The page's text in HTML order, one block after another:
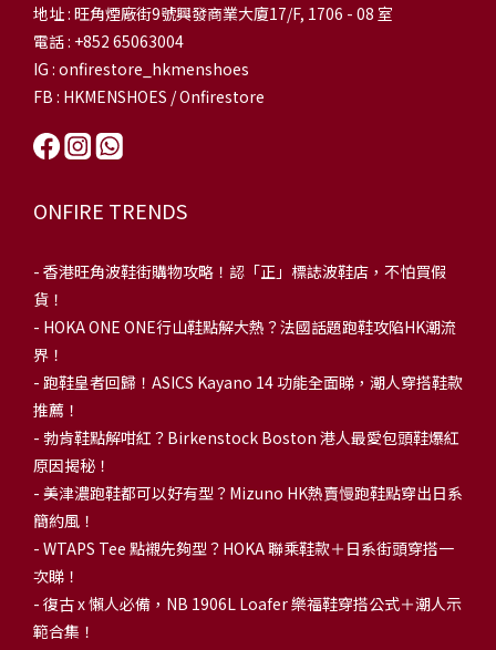
地址 : 旺角煙廠街9號興發商業大廈17/F, 1706 - 08 室
電話 : +852 65063004
IG : onfirestore_hkmenshoes
FB : HKMENSHOES / Onfirestore
ONFIRE TRENDS
- 香港旺角波鞋街購物攻略！認「正」標誌波鞋店，不怕買假
貨！
- HOKA ONE ONE行山鞋點解大熱？法國話題跑鞋攻陷HK潮流
界！
- 跑鞋皇者回歸！ASICS Kayano 14 功能全面睇，潮人穿搭鞋款
推薦！
- 勃肯鞋點解咁紅？Birkenstock Boston 港人最愛包頭鞋爆紅
原因揭秘！
- 美津濃跑鞋都可以好有型？Mizuno HK熱賣慢跑鞋點穿出日系
簡約風！
- WTAPS Tee 點襯先夠型？HOKA 聯乘鞋款＋日系街頭穿搭一
次睇！
- 復古 x 懶人必備，NB 1906L Loafer 樂福鞋穿搭公式＋潮人示
範合集！